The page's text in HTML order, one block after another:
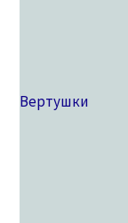
Вертушки